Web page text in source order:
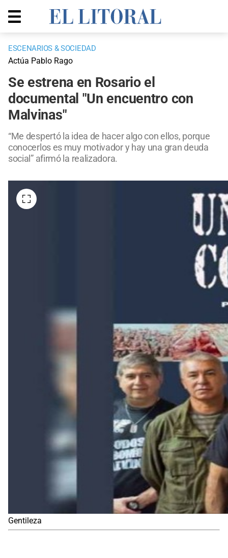
ESCENARIOS & SOCIEDAD
Actúa Pablo Rago
Se estrena en Rosario el
documental "Un encuentro con
Malvinas"
“Me despertó la idea de hacer algo con ellos, porque
conocerlos es muy motivador y hay una gran deuda
social” afirmó la realizadora.
Gentileza